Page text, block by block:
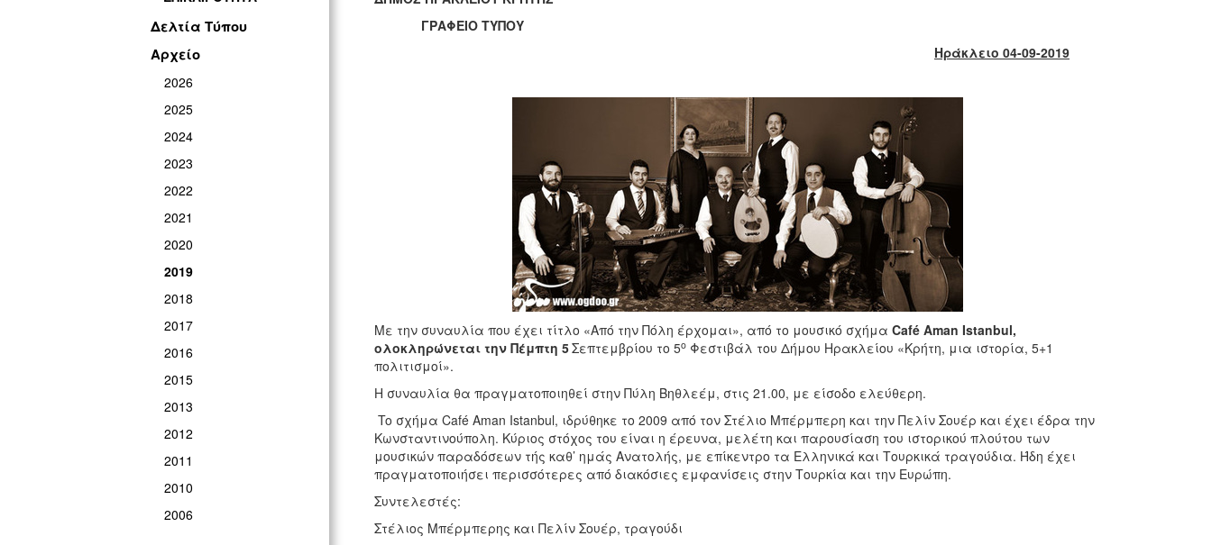
Δελτία Τύπου
Αρχείο
2026
2025
2024
2023
2022
2021
2020
2019
2018
2017
2016
2015
2013
2012
2011
2010
2006
ΓΡΑΦΕΙΟ ΤΥΠΟΥ
Ηράκλειο 04-09-2019
Με την συναυλία που έχει τίτλο «Από την Πόλη έρχομαι», από το μουσικό σχήμα Café Aman Istanbul,
ολοκληρώνεται την Πέμπτη 5Σεπτεμβρίου το 5οΦεστιβάλ του Δήμου Ηρακλείου «Κρήτη, μια ιστορία, 5+1
πολιτισμοί».
Η συναυλία θα πραγματοποιηθεί στην Πύλη Βηθλεέμ, στις 21.00, με είσοδο ελεύθερη.
To σχήμα Café Aman Istanbul, ιδρύθηκε το 2009 από τον Στέλιο Μπέρμπερη και την Πελίν Σουέρ και έχει έδρα την
Κωνσταντινούπολη. Κύριος στόχος του είναι η έρευνα, μελέτη και παρουσίαση του ιστορικού πλούτου των
μουσικών παραδόσεων τής καθ’ ημάς Ανατολής, με επίκε­ντρο τα Ελληνικά και Τουρκικά τραγούδια. Ήδη έχει
πραγματοποιήσει περισσότερες από διακόσιες εμφανίσεις στην Τουρκία και την Ευρώπη.
Συντελεστές:
Στέλιος Μπέρμπερης και Πελίν Σουέρ, τραγούδι